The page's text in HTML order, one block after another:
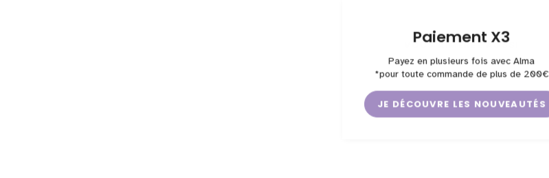
Paiement X3
Payez en plusieurs fois avec Alma
*pour toute commande de plus de 200€
JE DÉCOUVRE LES NOUVEAUTÉS
VOUS AIMEREZ AUSSI